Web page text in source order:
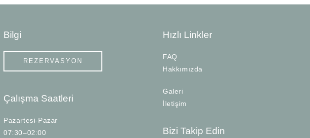
Bilgi
REZERVASYON
Çalışma Saatleri
Pazartesi-Pazar
07:30–02:00
Hızlı Linkler
FAQ
Hakkımızda
Galeri
İletişim
Bizi Takip Edin